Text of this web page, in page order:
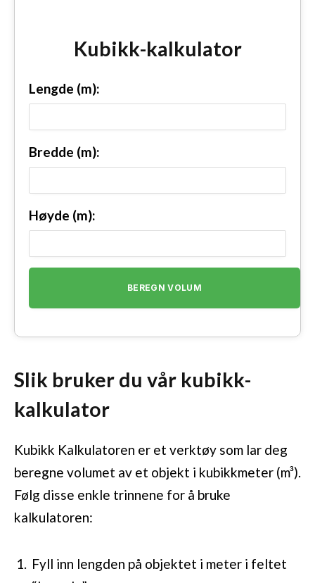
Kubikk-kalkulator
Lengde (m):
Bredde (m):
Høyde (m):
BEREGN VOLUM
Slik bruker du vår kubikk-
kalkulator
Kubikk Kalkulatoren er et verktøy som lar deg
beregne volumet av et objekt i kubikkmeter (m³).
Følg disse enkle trinnene for å bruke
kalkulatoren:
Fyll inn lengden på objektet i meter i feltet